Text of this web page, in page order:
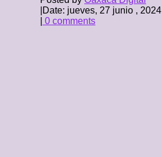
Date: jueves, 27 junio , 2024
0 comments